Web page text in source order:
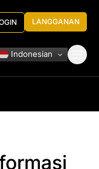
LANGGANAN
Indonesian